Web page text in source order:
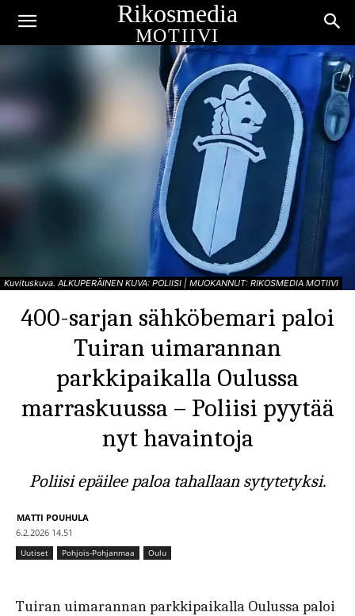
Rikosmedia
MOTIIVI
Kuvituskuva. ALKUPERÄINEN KUVA: POLIISI | MUOKANNUT: RIKOSMEDIA MOTIIVI
400-sarjan sähköbemari paloi
Tuiran uimarannan
parkkipaikalla Oulussa
marraskuussa – Poliisi pyytää
nyt havaintoja
Poliisi epäilee paloa tahallaan sytytetyksi.
MATTI POUHULA
6.2.2026 14.51
Uutiset Pohjois-Pohjanmaa Oulu
Tuiran uimarannan parkkipaikalla Oulussa paloi